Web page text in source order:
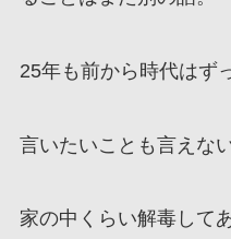
25年も前から時代はず
言いたいことも言えな
家の中くらい解毒して